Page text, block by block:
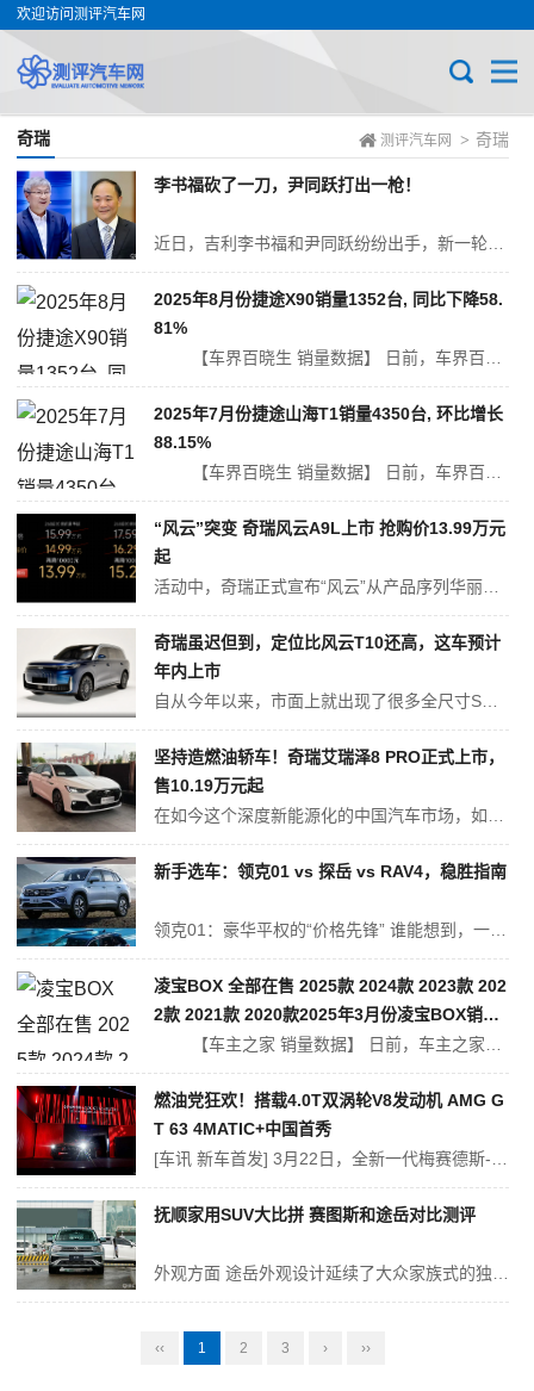
欢迎访问测评汽车网
测评汽车网 > 奇瑞
奇瑞
李书福砍了一刀，尹同跃打出一枪！
近日，吉利李书福和尹同跃纷纷出手，新一轮大战甚嚣尘上。 1. 李书福砍了一刀 随着多胎政策的逐渐开放，以及消费升级大潮涌起，大型SUV和MPV市场成了一个蓝海市场。 相较于MPV车型，大六座SUV兼具通过性与多功能性，吸引了更多车企杀进这一赛道。 以前，大六座SUV是合资车的天下，自主品牌无法抢占...
2025年8月份捷途X90销量1352台, 同比下降58.
81%
2025年7月份捷途山海T1销量4350台, 环比增长
88.15%
“风云”突变 奇瑞风云A9L上市 抢购价13.99万元
起
活动中，奇瑞正式宣布“风云”从产品序列华丽转身为独立品牌，主攻新能源市场。这也是继奇瑞集团成立“国内事业群”之后，风云品牌作为群内“四大天王”之一，也是首次携新车出击国内汽车市场！ 此次上市的风云A9L，共推出4个版型，超级置换抢购价为13.99万元—19.79万元，并带来九大限时购车权益。未来它将...
奇瑞虽迟但到，定位比风云T10还高，这车预计
年内上市
自从今年以来，市面上就出现了很多全尺寸SUV，例如领克900、深蓝S09等，它们在定价方面要远低于同级竞品问界M9和理想L9等车型，因此销量端也小有成就。基于此情形来看，对于风云T11这既是挑战，又是机遇，晚到场能让它在定价上有更多的优势，但容易损失部分有购车刚需的朋友。至于后续的销量如何，主要还是看性价...
坚持造燃油轿车！奇瑞艾瑞泽8 PRO正式上市，
售10.19万元起
新手选车：领克01 vs 探岳 vs RAV4，稳胜指南
领克01：豪华平权的“价格先锋” 谁能想到，一台拥有沃尔沃基因的SUV能够将起售价压低至12.58万元？领克01做到了。限时专享价加上最高4.5万元的综合购车权益，直接打破了合资对手的定价策略。然而，它的优势不仅限于价格——源自沃尔沃的Drive-E 2.0TD T5发动机，最大功率187kW（254马...
凌宝BOX 全部在售 2025款 2024款 2023款 202
2款 2021款 2020款2025年3月份凌宝BOX销量4
89台, 同比下降16.98%
燃油党狂欢！搭载4.0T双涡轮V8发动机 AMG G
T 63 4MATIC+中国首秀
抚顺家用SUV大比拼 赛图斯和途岳对比测评
‹‹ 1 2 3 › ››